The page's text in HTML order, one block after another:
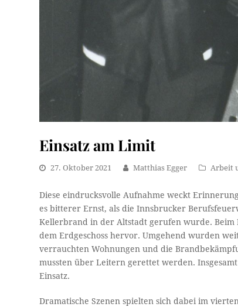
Einsatz am Limit
27. Oktober 2021 Matthias Egger Arbeit
Diese eindrucksvolle Aufnahme weckt
es bitterer Ernst, als die Innsbrucker
Kellerbrand in der Altstadt gerufen wurde. Beim
dem Erdgeschoss hervor. Umgehend wurden
verrauchten Wohnungen und die
mussten über Leitern gerettet werden.
Einsatz.
Dramatische Szenen spielten sich dabei im